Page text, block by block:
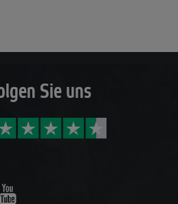
Sie uns
Youtube